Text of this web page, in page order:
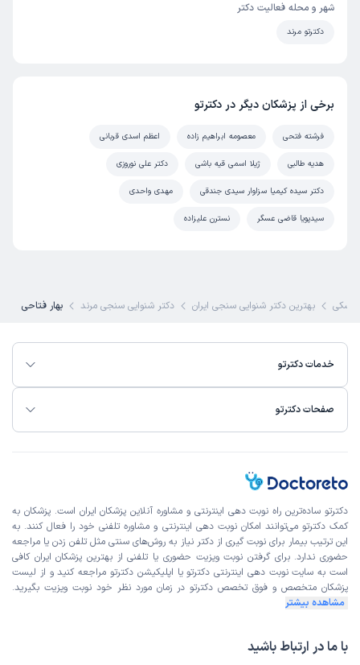
شهر و محله فعالیت دکتر
دکترتو مرند
برخی از پزشکان دیگر در دکترتو
فرشته فتحی معصومه ابراهیم زاده اعظم اسدی قربانی
هدیه طالبی ژیلا اسمی قیه باشی دکتر علی نوروزی
دکتر سیده کیمیا سزاوار سیدی جندقی مهدی واحدی
سیدپویا قاضی عسگر نسترن علیزاده
بهترین دکتر شنوایی سنجی ایران دکتر شنوایی سنجی مرند بهار فتاحی
خدمات دکترتو
صفحات دکترتو
دکترتو ساده‌ترین راه نوبت‌ دهی اینترنتی و مشاوره آنلاین پزشکان ایران است. پزشکان به
کمک دکترتو می‌توانند امکان نوبت دهی اینترنتی و مشاوره تلفنی خود را فعال کنند. به
این ترتیب بیمار برای نوبت گیری از دکتر نیاز به روش‌های سنتی مثل تلفن زدن یا مراجعه
حضوری ندارد. برای گرفتن نوبت ویزیت حضوری یا تلفنی از بهترین پزشکان ایران کافی
است به سایت نوبت دهی اینترنتی دکترتو یا اپلیکیشن دکترتو مراجعه کنید و از لیست
پزشکان متخصص و فوق تخصص دکترتو در زمان مورد نظر خود نوبت ویزیت بگیرید.
مشاهده بیشتر
با ما در ارتباط باشید